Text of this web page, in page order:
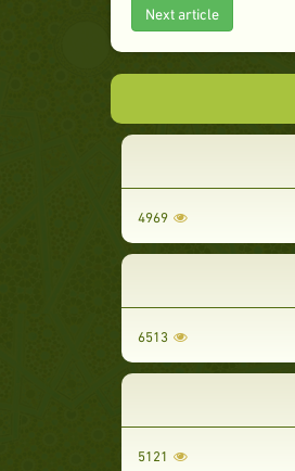
Next article
4969
6513
5121